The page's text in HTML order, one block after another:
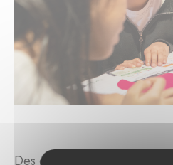
Des élèves très motivés,